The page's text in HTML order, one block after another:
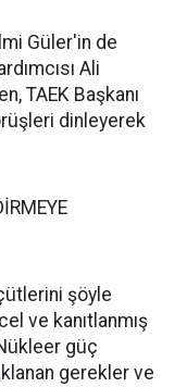
Güler'in de
Ali
TAEK Başkanı
dinleyerek
şöyle
ve kanıtlanmış
güç
gerekler ve